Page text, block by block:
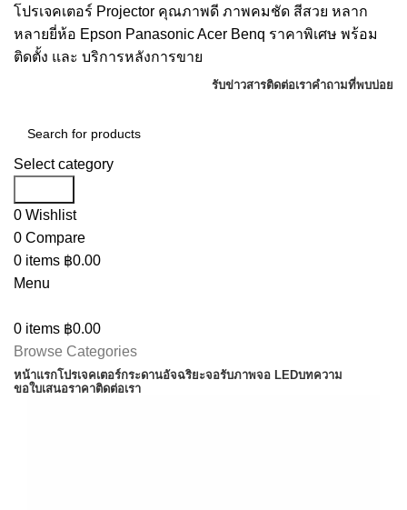
โปรเจคเตอร์ Projector คุณภาพดี ภาพคมชัด สีสวย หลาก
หลายยี่ห้อ Epson Panasonic Acer Benq ราคาพิเศษ พร้อม
ติดตั้ง และ บริการหลังการขาย
รับข่าวสารติดต่อเราคำถามที่พบบ่อย
Select category
0 Wishlist
0 Compare
0 items ฿0.00
Menu
0 items ฿0.00
Browse Categories
หน้าแรกโปรเจคเตอร์กระดานอัจฉริยะจอรับภาพจอ LEDบทความ
ขอใบเสนอราคาติดต่อเรา